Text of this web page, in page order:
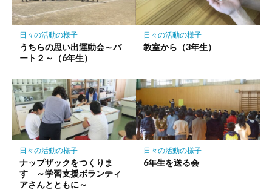
日々の活動の様子
うちらの思い出運動会～パ
ート２～（6年生）
日々の活動の様子
教室から（3年生）
日々の活動の様子
ナップザックをつくりま
す ～学習支援ボランティ
アさんとともに～
日々の活動の様子
6年生を送る会